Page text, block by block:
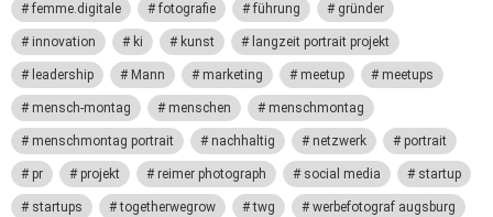
femme.digitale fotografie führung gründer
innovation ki kunst langzeit portrait projekt
leadership Mann marketing meetup meetups
mensch-montag menschen menschmontag
menschmontag portrait nachhaltig netzwerk portrait
pr projekt reimer photograph social media startup
startups togetherwegrow twg werbefotograf augsburg